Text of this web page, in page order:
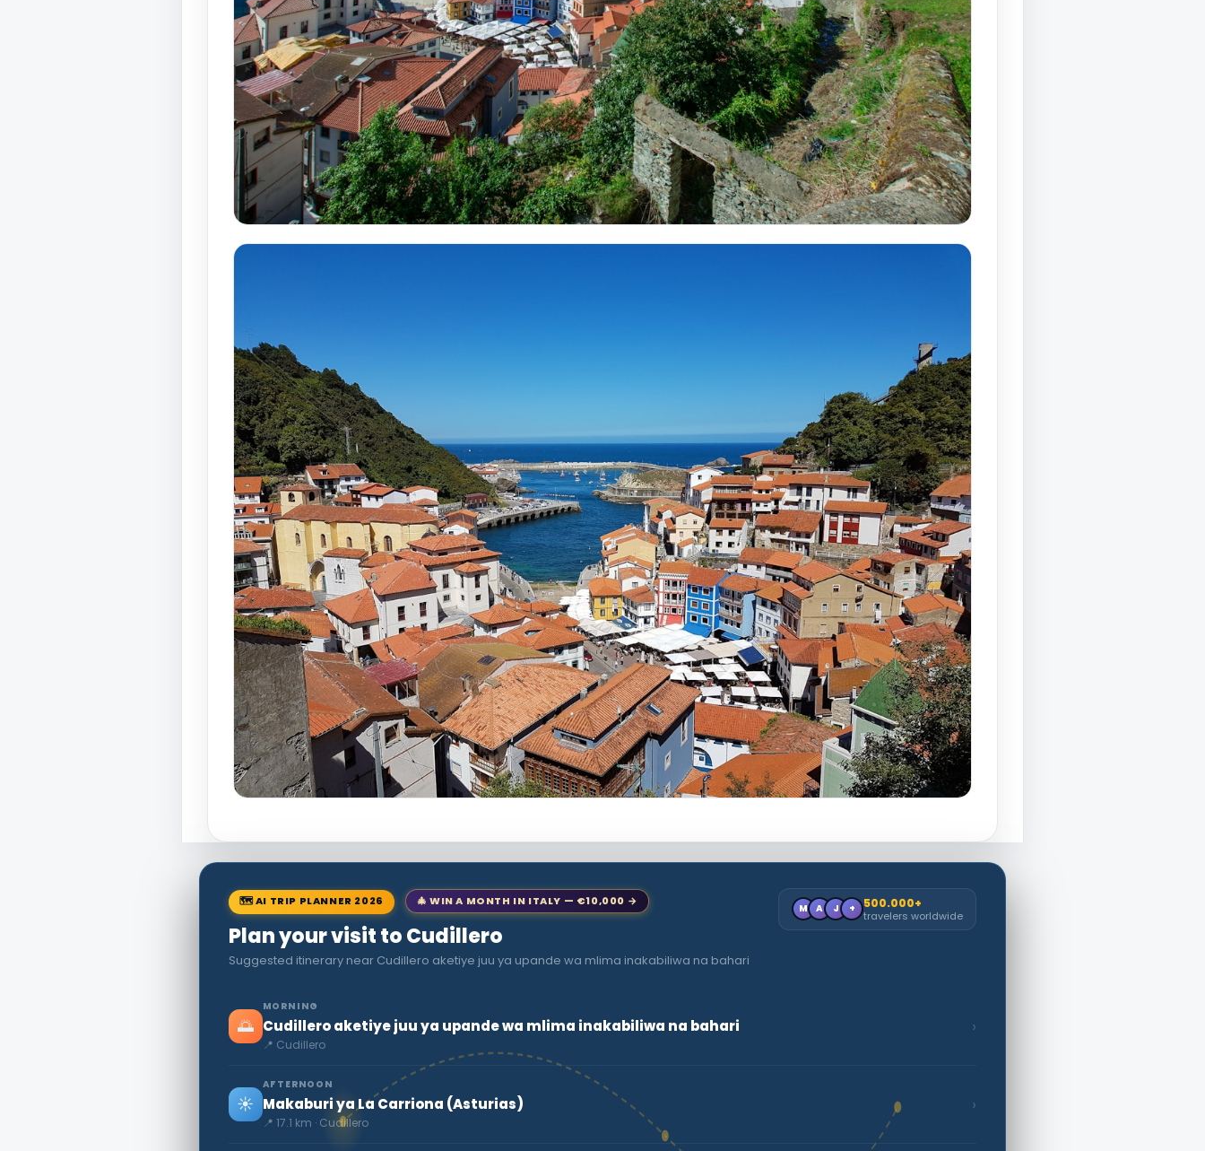
🗺 AI TRIP PLANNER 2026 🎄 WIN A MONTH IN ITALY — €10,000 →
Plan your visit to Cudillero
Suggested itinerary near Cudillero aketiye juu ya upande wa mlima inakabiliwa na bahari
M A J + 500.000+
travelers worldwide
🌅
MORNING
Cudillero aketiye juu ya upande wa mlima inakabiliwa na bahari
📍 Cudillero
›
☀️
AFTERNOON
Makaburi ya La Carriona (Asturias)
📍 17.1 km · Cudillero
›